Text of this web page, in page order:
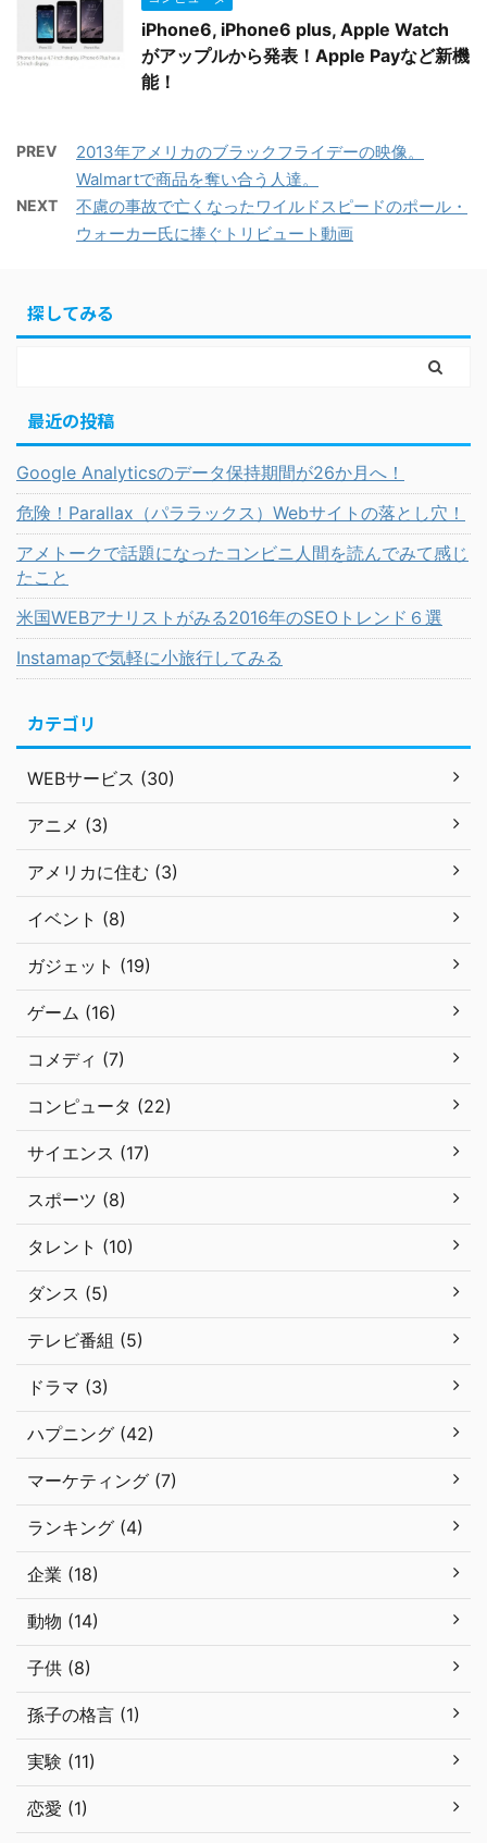
iPhone6, iPhone6 plus, Apple Watch
がアップルから発表！Apple Payなど新機
能！
PREV
2013年アメリカのブラックフライデーの映像。
Walmartで商品を奪い合う人達。
NEXT
不慮の事故で亡くなったワイルドスピードのポール・
ウォーカー氏に捧ぐトリビュート動画
探してみる
最近の投稿
Google Analyticsのデータ保持期間が26か月へ！
危険！Parallax（パララックス）Webサイトの落とし穴！
アメトークで話題になったコンビニ人間を読んでみて感じ
たこと
米国WEBアナリストがみる2016年のSEOトレンド６選
Instamapで気軽に小旅行してみる
カテゴリ
WEBサービス (30)
アニメ (3)
アメリカに住む (3)
イベント (8)
ガジェット (19)
ゲーム (16)
コメディ (7)
コンピュータ (22)
サイエンス (17)
スポーツ (8)
タレント (10)
ダンス (5)
テレビ番組 (5)
ドラマ (3)
ハプニング (42)
マーケティング (7)
ランキング (4)
企業 (18)
動物 (14)
子供 (8)
孫子の格言 (1)
実験 (11)
恋愛 (1)